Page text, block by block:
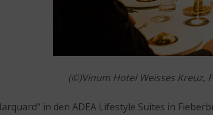
(©)Vinum Hotel Weisses Kreuz,
in den ADEA Lifestyle Suites in